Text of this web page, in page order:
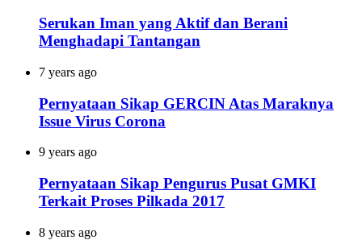
Serukan Iman yang Aktif dan Berani
Menghadapi Tantangan
7 years ago
Pernyataan Sikap GERCIN Atas Maraknya
Issue Virus Corona
9 years ago
Pernyataan Sikap Pengurus Pusat GMKI
Terkait Proses Pilkada 2017
8 years ago